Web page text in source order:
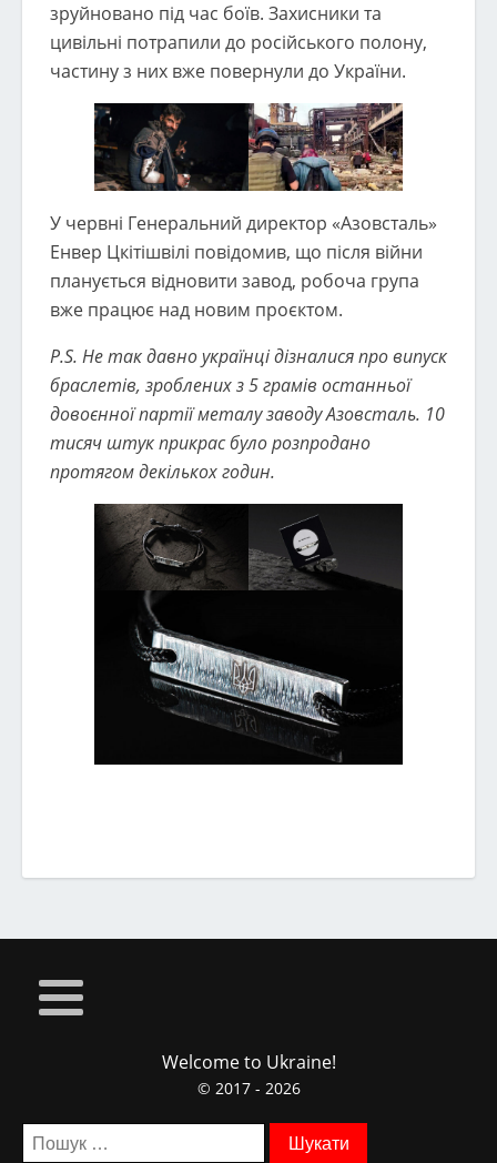
зруйновано під час боїв. Захисники та
цивільні потрапили до російського полону,
частину з них вже повернули до України.
У червні Генеральний директор «Азовсталь»
Енвер Цкітішвілі повідомив, що після війни
планується відновити завод, робоча група
вже працює над новим проєктом.
P.S. Не так давно українці дізналися про випуск
браслетів, зроблених з 5 грамів останньої
довоєнної партії металу заводу Азовсталь. 10
тисяч штук прикрас було розпродано
протягом декількох годин.
Welcome to Ukraine!
© 2017 - 2026
Пошук: